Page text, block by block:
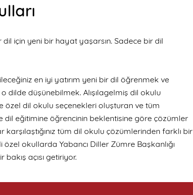
için yeni bir hayat yaşarsın. Sadece bir dil
en iyi yatırım yeni bir dil öğrenmek ve
düşünebilmek. Alışılagelmiş dil okulu
özel dil okulu seçenekleri oluşturan ve tüm
dil eğitimine öğrencinin beklentisine göre çözümler
tüm dil okulu çözümlerinden farklı bir
özel okullarda Yabancı Diller Zümre Başkanlığı
açısı getiriyor.